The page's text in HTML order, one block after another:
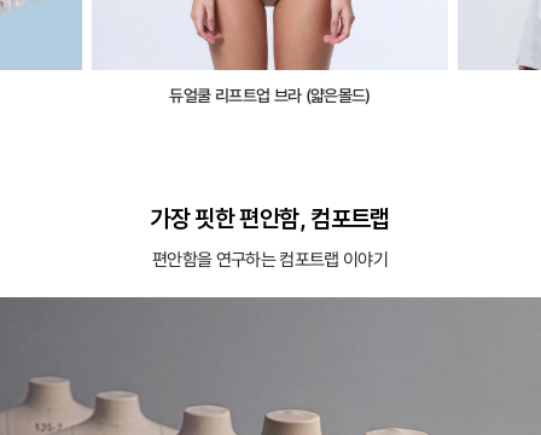
듀얼쿨 리프트업 브라 (얇은몰드)
가장 핏한 편안함, 컴포트랩
편안함을 연구하는 컴포트랩 이야기